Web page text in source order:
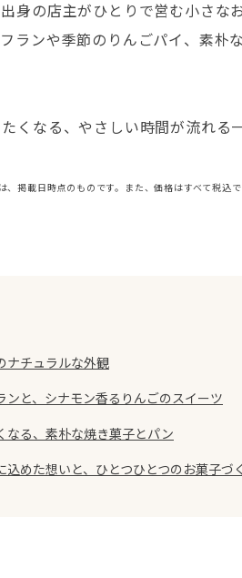
身の店主がひとりで営む小さ
ランや季節のりんごパイ、素朴
くなる、やさしい時間が流れる
掲載日時点のものです。また、価格はすべて税込で
ナチュラルな外観
ンと、シナモン香るりんごのスイーツ
なる、素朴な焼き菓子とパン
込めた想いと、ひとつひとつのお菓子づ